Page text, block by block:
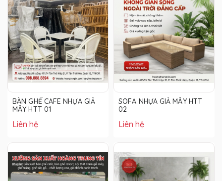
BÀN GHẾ CAFE NHỰA GIẢ
MÂY HTT 01
Liên hệ
SOFA NHỰA GIẢ MÂY HTT
02
Liên hệ